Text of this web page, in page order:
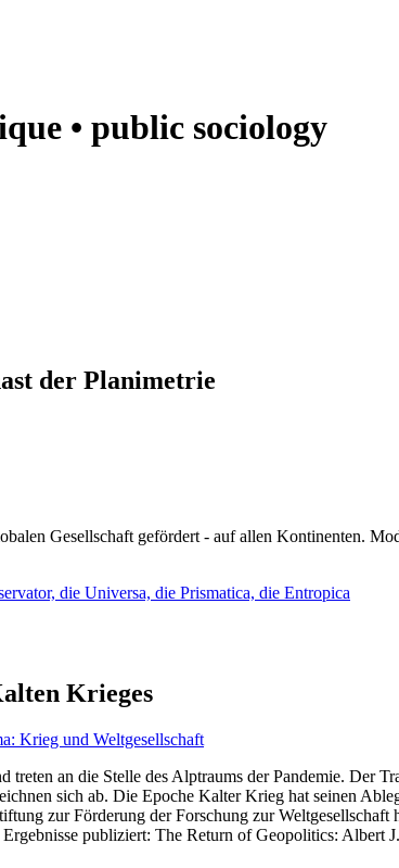
• public sociology
der Planimetrie
Gesellschaft gefördert - auf allen Kontinenten.
die Universa, die Prismatica, die Entropica
Krieges
Krieg und Weltgesellschaft
treten an die Stelle des Alptraums der Pandemie. Der
sich ab. Die Epoche Kalter Krieg hat seinen
zur Förderung der Forschung zur
publiziert: The Return of Geopolitics: